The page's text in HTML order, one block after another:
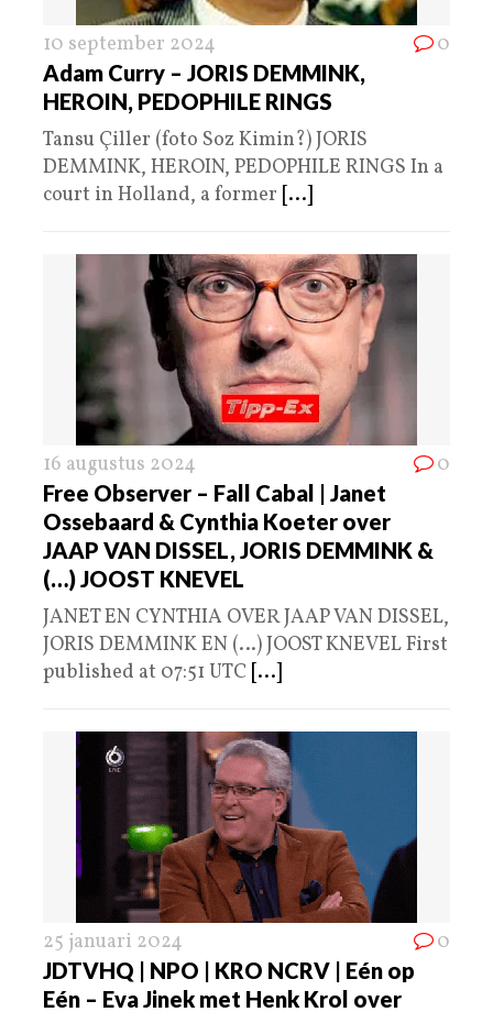
10 september 2024 0
Adam Curry – JORIS DEMMINK,
HEROIN, PEDOPHILE RINGS
Tansu Çiller (foto Soz Kimin?) JORIS
DEMMINK, HEROIN, PEDOPHILE RINGS In a
court in Holland, a former [...]
16 augustus 2024 0
Free Observer – Fall Cabal | Janet
Ossebaard & Cynthia Koeter over
JAAP VAN DISSEL, JORIS DEMMINK &
(…) JOOST KNEVEL
JANET EN CYNTHIA OVER JAAP VAN DISSEL,
JORIS DEMMINK EN (…) JOOST KNEVEL First
published at 07:51 UTC [...]
25 januari 2024 0
JDTVHQ | NPO | KRO NCRV | Eén op
Eén – Eva Jinek met Henk Krol over